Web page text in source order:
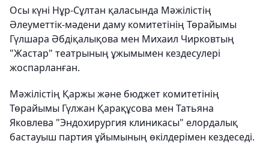
Осы күні Нұр-Сұлтан қаласында Мәжілістің
Әлеуметтік-мәдени даму комитетінің Төрайымы
Гүлшара Әбдіқалықова мен Михаил Чирковтың
"Жастар" театрының ұжымымен кездесулері
жоспарланған.
Мәжілістің Қаржы және бюджет комитетінің
Төрайымы Гүлжан Қарақұсова мен Татьяна
Яковлева "Эндохирургия клиникасы" елордалық
бастауыш партия ұйымының өкілдерімен кездеседі.